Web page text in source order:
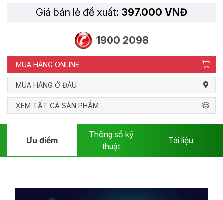
Giá bán lẻ đề xuất: 397.000 VNĐ
1900 2098
MUA HÀNG ONLINE
MUA HÀNG Ở ĐÂU
XEM TẤT CẢ SẢN PHẨM
Ưu điểm
Thông số kỹ
thuật
Tài liệu